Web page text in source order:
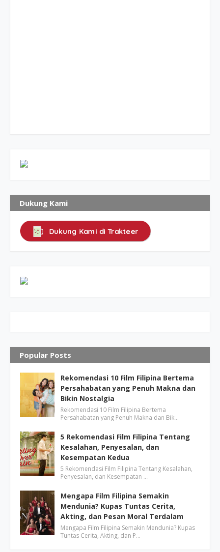
Dukung Kami
Dukung Kami di Trakteer
Popular Posts
Rekomendasi 10 Film Filipina Bertema
Persahabatan yang Penuh Makna dan
Bikin Nostalgia
Rekomendasi 10 Film Filipina Bertema
Persahabatan yang Penuh Makna dan Bik…
5 Rekomendasi Film Filipina Tentang
Kesalahan, Penyesalan, dan
Kesempatan Kedua
5 Rekomendasi Film Filipina Tentang Kesalahan,
Penyesalan, dan Kesempatan …
Mengapa Film Filipina Semakin
Mendunia? Kupas Tuntas Cerita,
Akting, dan Pesan Moral Terdalam
Mengapa Film Filipina Semakin Mendunia? Kupas
Tuntas Cerita, Akting, dan P…